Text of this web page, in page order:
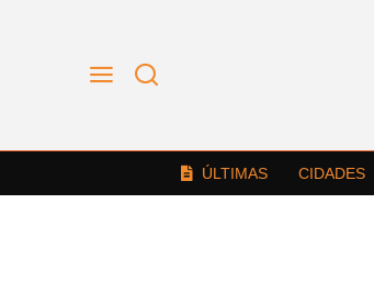
ÚLTIMAS CIDADES